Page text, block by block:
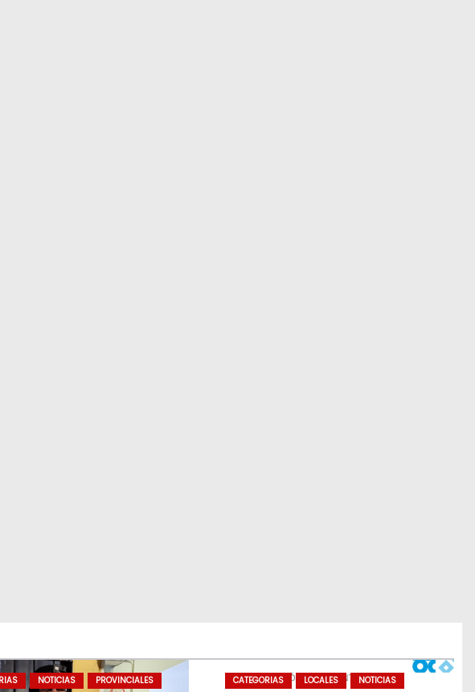
NOTICIAS PROVINCIALES CATEGORIAS LOCALES NOTICIAS